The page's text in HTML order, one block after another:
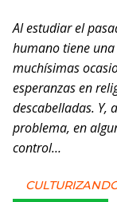
Al estudiar el
humano tiene
muchísimas
esperanzas en
descabelladas. Y,
problema, en
control…